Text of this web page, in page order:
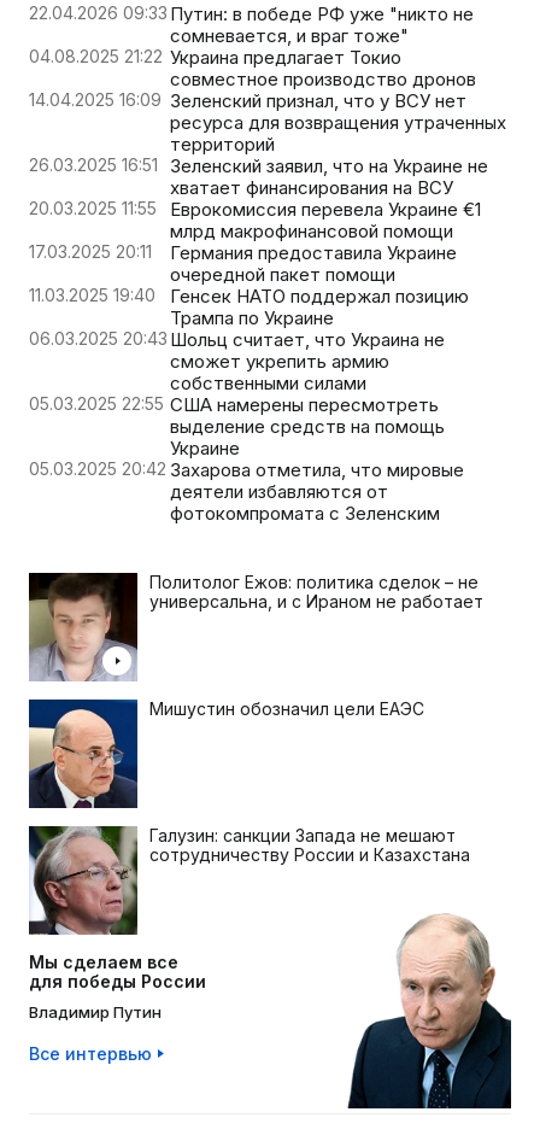
22.04.2026 09:33 Путин: в победе РФ уже "никто не
сомневается, и враг тоже"
04.08.2025 21:22 Украина предлагает Токио
совместное производство дронов
14.04.2025 16:09 Зеленский признал, что у ВСУ нет
ресурса для возвращения утраченных
территорий
26.03.2025 16:51
Зеленский заявил, что на Украине не
хватает финансирования на ВСУ
20.03.2025 11:55
Еврокомиссия перевела Украине €1
млрд макрофинансовой помощи
17.03.2025 20:11
Германия предоставила Украине
очередной пакет помощи
11.03.2025 19:40
Генсек НАТО поддержал позицию
Трампа по Украине
06.03.2025 20:43 Шольц считает, что Украина не
сможет укрепить армию
собственными силами
05.03.2025 22:55 США намерены пересмотреть
выделение средств на помощь
Украине
05.03.2025 20:42 Захарова отметила, что мировые
деятели избавляются от
фотокомпромата с Зеленским
Политолог Ежов: политика сделок – не
универсальна, и с Ираном не работает
Мишустин обозначил цели ЕАЭС
Галузин: санкции Запада не мешают
сотрудничеству России и Казахстана
Мы сделаем все
для победы России
Владимир Путин
Все интервью